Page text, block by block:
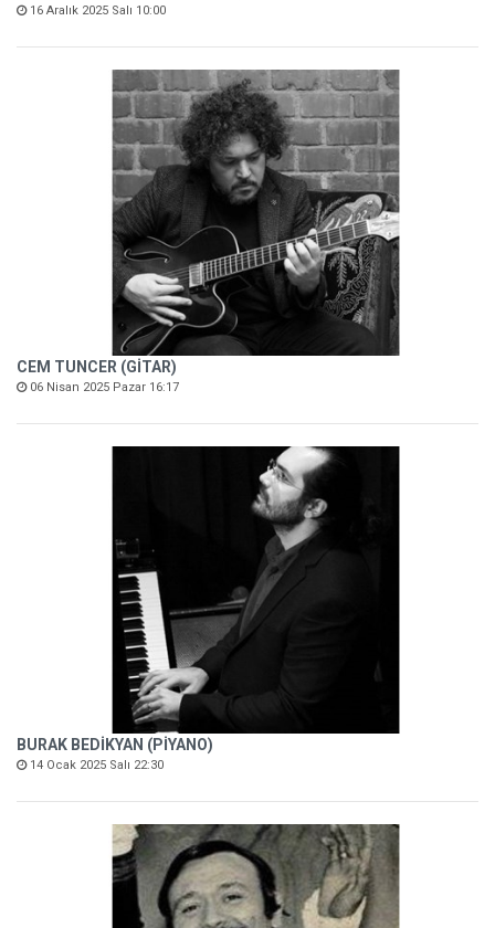
16 Aralık 2025 Salı 10:00
CEM TUNCER (GİTAR)
06 Nisan 2025 Pazar 16:17
BURAK BEDİKYAN (PİYANO)
14 Ocak 2025 Salı 22:30